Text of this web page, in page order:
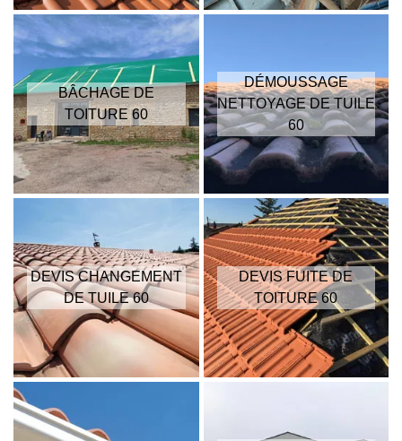
BÂCHAGE DE
TOITURE 60
DÉMOUSSAGE
NETTOYAGE DE TUILE
60
DEVIS CHANGEMENT
DE TUILE 60
DEVIS FUITE DE
TOITURE 60